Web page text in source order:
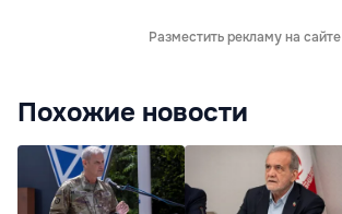
Разместить рекламу на сайте
Похожие новости